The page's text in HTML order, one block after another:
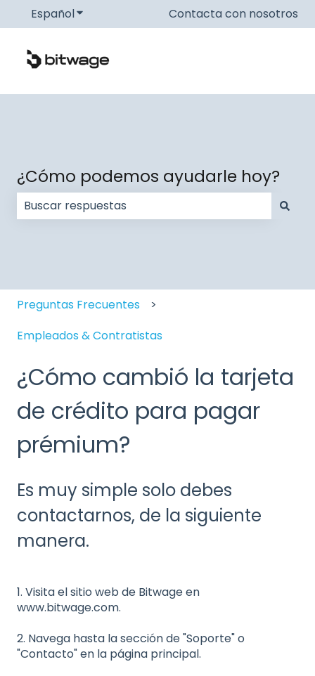
EspañolTraducciones de Mostrar submenú de
Contacta con nosotros
¿Cómo podemos ayudarle hoy?
Preguntas Frecuentes
Empleados & Contratistas
¿Cómo cambió la tarjeta
de crédito para pagar
prémium?
Es muy simple solo debes
contactarnos, de la siguiente
manera.
1. Visita el sitio web de Bitwage en
www.bitwage.com.
2. Navega hasta la sección de "Soporte" o
"Contacto" en la página principal.